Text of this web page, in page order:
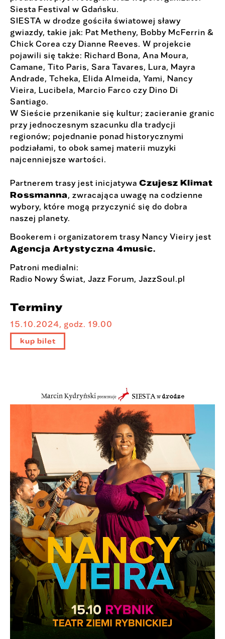
Siesta Festival w Gdańsku.
SIESTA w drodze gościła światowej sławy
gwiazdy, takie jak: Pat Metheny, Bobby McFerrin &
Chick Corea czy Dianne Reeves. W projekcie
pojawili się także: Richard Bona, Ana Moura,
Camane, Tito Paris, Sara Tavares, Lura, Mayra
Andrade, Tcheka, Elida Almeida, Yami, Nancy
Vieira, Lucibela, Marcio Farco czy Dino Di
Santiago.
W Sieście przenikanie się kultur; zacieranie granic
przy jednoczesnym szacunku dla tradycji
regionów; pojednanie ponad historycznymi
podziałami, to obok samej materii muzyki
najcenniejsze wartości.
Partnerem trasy jest inicjatywa Czujesz Klimat
Rossmanna
, zwracająca uwagę na codzienne
wybory, które mogą przyczynić się do dobra
naszej planety.
Bookerem i organizatorem trasy Nancy Vieiry jest
Agencja Artystyczna 4music.
Patroni medialni:
Radio Nowy Świat, Jazz Forum, JazzSoul.pl
Terminy
15.10.2024, godz. 19.00
kup bilet